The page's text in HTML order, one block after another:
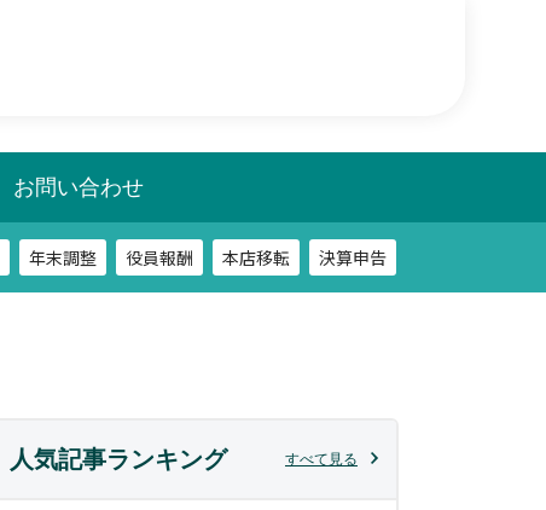
お問い合わせ
年末調整 役員報酬 本店移転 決算申告
人気記事ランキング すべて見る